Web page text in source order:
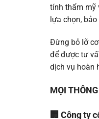
tính thẩm mỹ
lựa chọn,
Đừng bỏ lỡ
để được tư
dịch vụ hoàn
MỌI
🏢 Công ty